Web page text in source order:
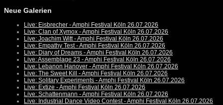
Neue Galerien
Live: Eisbrecher - Amphi Festival Köln 26.07.2026
Live: Clan of Xymox - Amphi Festival Köln 26.07.2026
Live: Joachim Witt - Amphi Festival Köln 26.07.2026
Live: Empathy Test - Amphi Festival Köln 26.07.2026
Live: Diary of Dreams - Amphi Festival Köln 26.07.2026
Live: Assemblage 23 - Amphi Festival Köln 26.07.2026
Live: Lebanon Hanover - Amphi Festival Köln 26.07.2026
Live: The Sweet Kill - Amphi Festival Köln 26.07.2026
Live: Solitary Experiments - Amphi Festival Köln 26.07.2026
Live: Extize - Amphi Festival Köln 26.07.2026
Live: Schattenmann - Amphi Festival Köln 26.07.2026
Live: Industrial Dance Video Contest - Amphi Festival Köln 26.07.2026